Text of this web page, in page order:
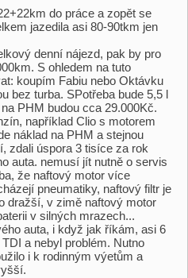
do práce a zopět se
jazedila asi 80-90tkm jen
denní nájezd, pak by pro
S ohledem na tuto
koupím Fabiu nebo Oktávku
bez turba. SPotřeba bude 5,5 l
PHM budou cca 29.000Kč.
například Clio s motorem
náklad na PHM a stejnou
zdali úspora 3 tisíce za rok
auta. nemusí jít nutně o servis
že naftový motor více
pneumatiky, naftový filtr je
dražší, v zimě naftový motor
v silných mrazech...
auta, i když jak říkám, asi 6
a nebyl problém. Nutno
i k rodinným výetům a